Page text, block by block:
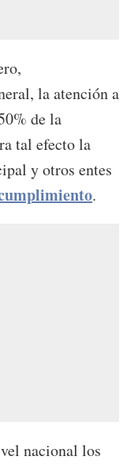
la atención a
de la
tal efecto la
y otros entes
.
nacional los